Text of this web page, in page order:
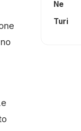
Ne
Turi